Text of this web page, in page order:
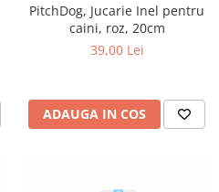
PitchDog, Jucarie Inel pentru
caini, roz, 20cm
39,00 Lei
ADAUGA IN COS